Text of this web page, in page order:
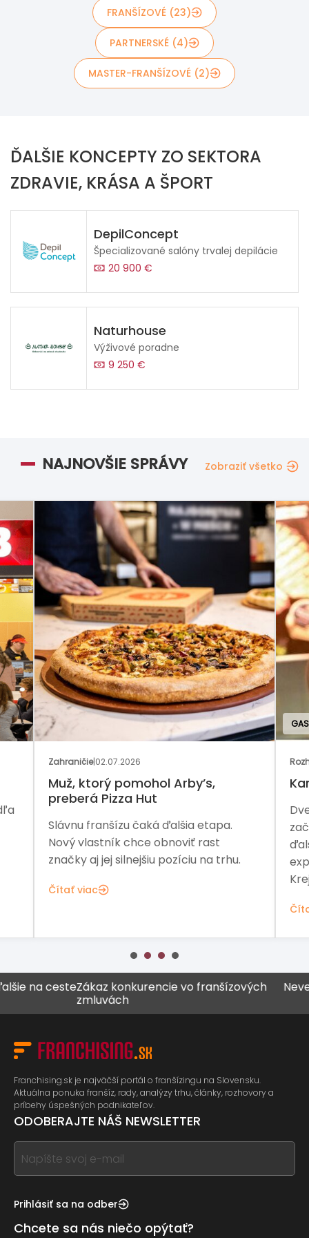
FRANŠÍZOVÉ (23)
PARTNERSKÉ (4)
MASTER-FRANŠÍZOVÉ (2)
ĎALŠIE KONCEPTY ZO SEKTORA
ZDRAVIE, KRÁSA A ŠPORT
DepilConcept
Špecializované salóny trvalej depilácie
20 900 €
Naturhouse
Výživové poradne
9 250 €
NAJNOVŠIE SPRÁVY Zobraziť všetko
Zahraničie|02.07.2026
Muž, ktorý pomohol Arby’s,
preberá Pizza Hut
Slávnu franšízu čaká ďalšia etapa.
Nový vlastník chce obnoviť rast
značky aj jej silnejšiu pozíciu na trhu.
Čítať viac
cesteZákaz konkurencie vo franšízových
zmluvách
Never
Franchising.sk je najväčší portál o franšízingu na Slovensku.
Aktuálna ponuka franšíz, rady, analýzy trhu, články, rozhovory a
príbehy úspešných podnikateľov.
ODOBERAJTE NÁŠ NEWSLETTER
If
you
this,
Prihlásiť sa na odber
Chcete sa nás niečo opýtať?